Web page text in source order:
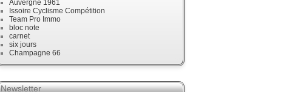
Auvergne 1961
Issoire Cyclisme Compétition
Team Pro Immo
bloc note
carnet
six jours
Champagne 66
Newsletter